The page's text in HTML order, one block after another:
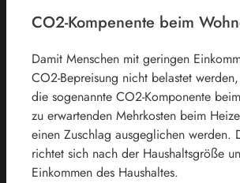
CO2-Kompenente beim
Damit Menschen mit geringen
CO2-Bepreisung nicht belastet
die sogenannte CO2-Komponente
zu erwartenden Mehrkosten beim
einen Zuschlag ausgeglichen werden.
richtet sich nach der Haushaltsgröße
Einkommen des Haushaltes.